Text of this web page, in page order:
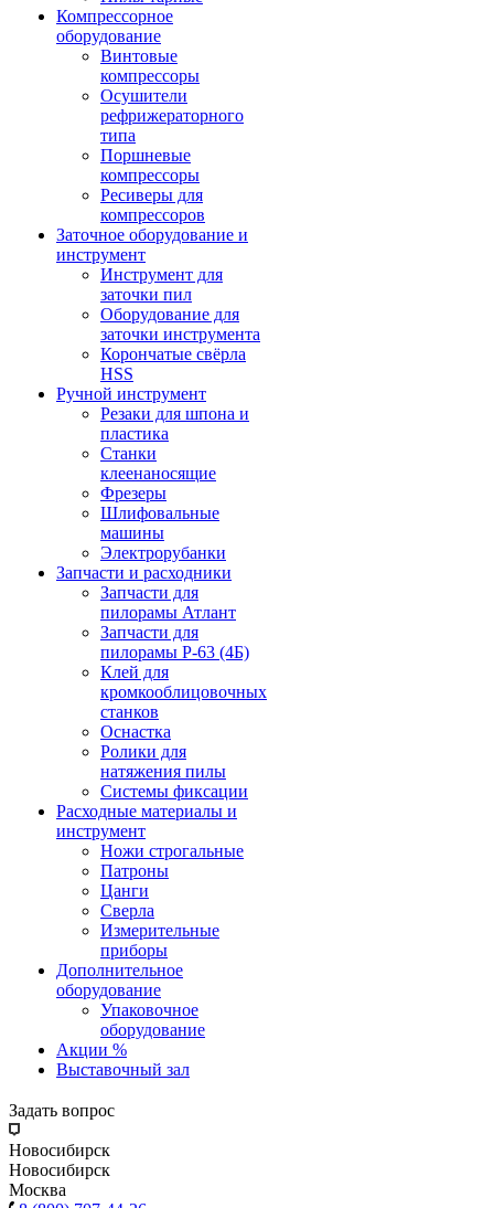
Компрессорное
оборудование
Винтовые
компрессоры
Осушители
рефрижераторного
типа
Поршневые
компрессоры
Ресиверы для
компрессоров
Заточное оборудование и
инструмент
Инструмент для
заточки пил
Оборудование для
заточки инструмента
Корончатые свёрла
HSS
Ручной инструмент
Резаки для шпона и
пластика
Станки
клеенаносящие
Фрезеры
Шлифовальные
машины
Электрорубанки
Запчасти и расходники
Запчасти для
пилорамы Атлант
Запчасти для
пилорамы Р-63 (4Б)
Клей для
кромкооблицовочных
станков
Оснастка
Ролики для
натяжения пилы
Системы фиксации
Расходные материалы и
инструмент
Ножи строгальные
Патроны
Цанги
Сверла
Измерительные
приборы
Дополнительное
оборудование
Упаковочное
оборудование
Акции %
Выставочный зал
Задать вопрос
Новосибирск
Новосибирск
Москва